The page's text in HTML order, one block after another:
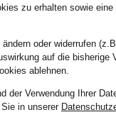
zu erhalten sowie eine
oder widerrufen
auf die bisherige
ablehnen.
der Verwendung Ihrer
in unserer